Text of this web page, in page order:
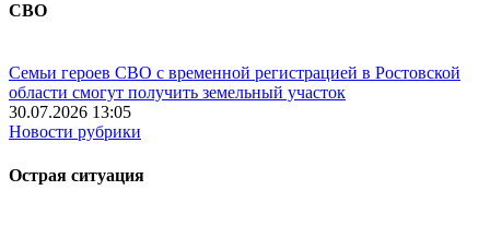
СВО
Семьи героев СВО с временной регистрацией в Ростовской
области смогут получить земельный участок
30.07.2026 13:05
Новости рубрики
Острая ситуация